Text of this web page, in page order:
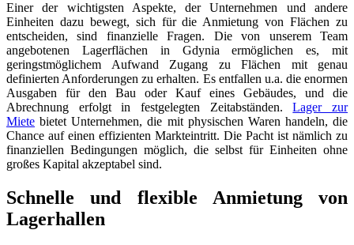
Einer der wichtigsten Aspekte, der Unternehmen und andere
Einheiten dazu bewegt, sich für die Anmietung von Flächen zu
entscheiden, sind finanzielle Fragen. Die von unserem Team
angebotenen Lagerflächen in Gdynia ermöglichen es, mit
geringstmöglichem Aufwand Zugang zu Flächen mit genau
definierten Anforderungen zu erhalten. Es entfallen u.a. die enormen
Ausgaben für den Bau oder Kauf eines Gebäudes, und die
Abrechnung erfolgt in festgelegten Zeitabständen.Lager zur
Miete bietet Unternehmen, die mit physischen Waren handeln, die
Chance auf einen effizienten Markteintritt. Die Pacht ist nämlich zu
finanziellen Bedingungen möglich, die selbst für Einheiten ohne
großes Kapital akzeptabel sind.
Schnelle und flexible Anmietung von
Lagerhallen